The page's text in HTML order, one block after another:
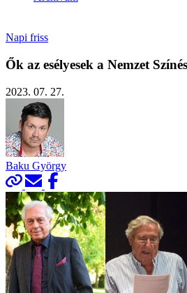
Napi friss
Ők az esélyesek a Nemzet
2023. 07. 27.
Baku György